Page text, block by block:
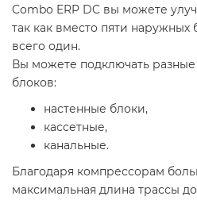
Combo ERP DC вы можете
так как вместо пяти наружных
всего один.
Вы можете подключать
блоков:
настенные блоки,
кассетные,
канальные.
Благодаря компрессорам
максимальная длина трассы